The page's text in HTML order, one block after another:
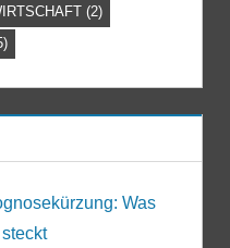
(2)
Was